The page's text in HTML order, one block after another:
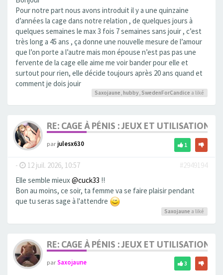
Pour notre part nous avons introduit il y a une quinzaine
d’années la cage dans notre relation , de quelques jours à
quelques semaines le max 3 fois 7 semaines sans jouir , c’est
très long a 45 ans , ça donne une nouvelle mesure de l’amour
que l’on porte a l’autre mais mon épouse n’est pas pas une
fervente de la cage elle aime me voir bander pour elle et
surtout pour rien, elle décide toujours après 20 ans quand et
comment je dois jouir
Saxojaune hubby SwedenForCandice a liké
RE: CAGE À PÉNIS : JEUX ET UTILISATION,
parjulesx630 1
- 12 juil. 2026, 10:57
#2949194
Elle semble mieux@cuck33 !!
Bon au moins, ce soir, ta femme va se faire plaisir pendant
que tu seras sage à l'attendre
Saxojaune a liké
RE: CAGE À PÉNIS : JEUX ET UTILISATION,
parSaxojaune 3